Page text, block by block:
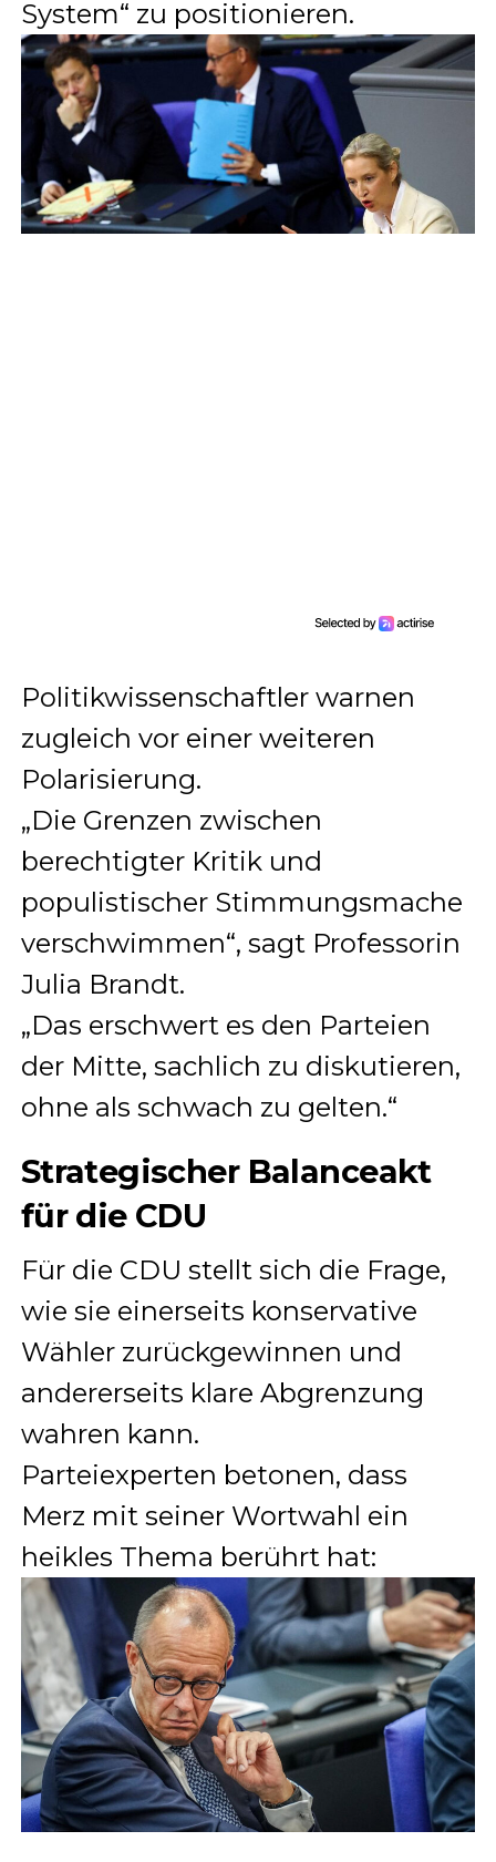
System“ zu positionieren.
Politikwissenschaftler warnen
zugleich vor einer weiteren
Polarisierung.
„Die Grenzen zwischen
berechtigter Kritik und
populistischer Stimmungsmache
verschwimmen“, sagt Professorin
Julia Brandt.
„Das erschwert es den Parteien
der Mitte, sachlich zu diskutieren,
ohne als schwach zu gelten.“
Strategischer Balanceakt
für die CDU
Für die CDU stellt sich die Frage,
wie sie einerseits konservative
Wähler zurückgewinnen und
andererseits klare Abgrenzung
wahren kann.
Parteiexperten betonen, dass
Merz mit seiner Wortwahl ein
heikles Thema berührt hat: